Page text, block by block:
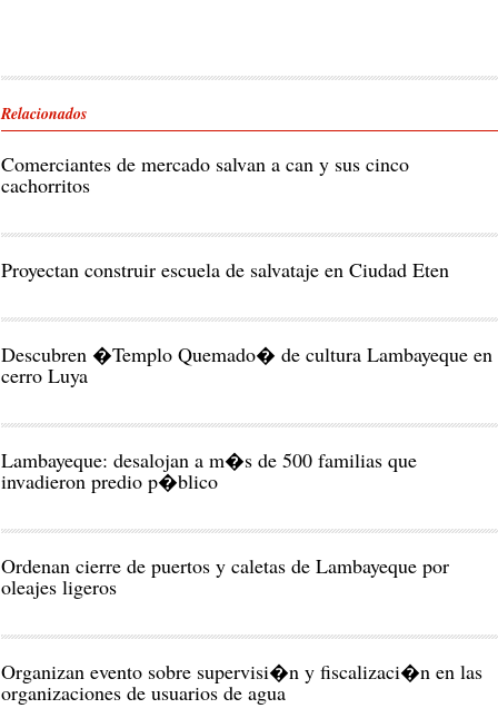
Relacionados
Comerciantes de mercado salvan a can y sus cinco
cachorritos
Proyectan construir escuela de salvataje en Ciudad Eten
Descubren �Templo Quemado� de cultura Lambayeque en
cerro Luya
Lambayeque: desalojan a m�s de 500 familias que
invadieron predio p�blico
Ordenan cierre de puertos y caletas de Lambayeque por
oleajes ligeros
Organizan evento sobre supervisi�n y fiscalizaci�n en las
organizaciones de usuarios de agua